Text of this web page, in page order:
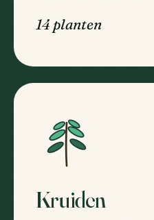
14 planten
Kruiden